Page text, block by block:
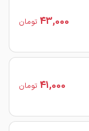
43,000 تومان
41,000 تومان